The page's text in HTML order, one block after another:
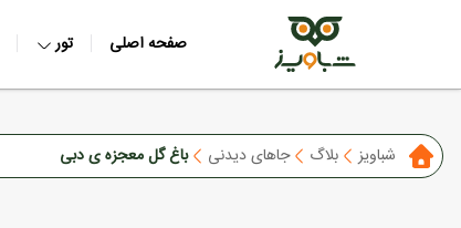
صفحه اصلی تور
شباویز بلاگ جاهای دیدنی باغ گل معجزه ی دبی